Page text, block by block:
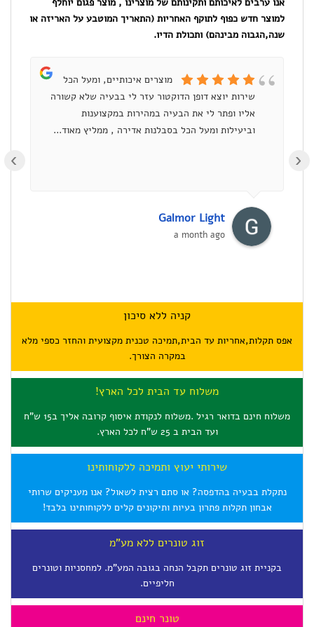
למדפסת
CANON
פרימיום
למוצר חדש כפוף לתוקף האחריות (התאריך המוטבע על האריזה או
שנה,הגבוה מבינהם) ותכולת הדיו.
מוצרים איכותיים, ומעל הכל
שירות יוצא דופן הדוקטור עזר לי בבעיה שלא קשורה
אליו ופתר לי את הבעיה במהירות במקצוענות
וביעילות ומעל הכל בסבלנות אדירה , ממליץ מאוד...
Galmor Light
a month ago
קניה ללא סיכון
אפס תקלות,אחריות עד הבית,תמיכה טכנית מקצועית והחזר כספי מלא
במקרה הצורך.
משלוח עד הבית לכל הארץ!
משלוח חינם בדואר רגיל .משלוח לנקודת איסוף קרובה אליך ב15 ש"ח
ועד הבית ב 25 ש"ח לכל הארץ.
שירותי יעוץ ותמיכה ללקוחותינו
נתקלת בבעיה בהדפסה? או סתם רצית לשאול? אנו מעניקים שרותי
אבחון תקלות פתרון בעיות ותיקונים קלים ללקוחותינו בלבד!
זוג טונרים ללא מע"מ
בקניית זוג טונרים תקבל הנחה בגובה המע"מ. למחסניות וטונרים
חליפיים.
טונר חינם